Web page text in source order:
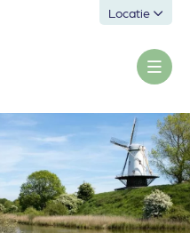
Locatie